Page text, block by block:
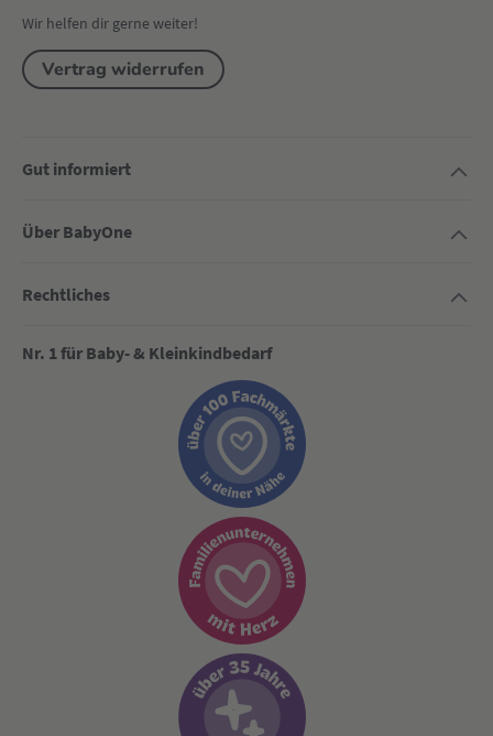
Wir helfen dir gerne weiter!
Vertrag widerrufen
Gut informiert
Über BabyOne
Rechtliches
Nr. 1 für Baby- & Kleinkindbedarf